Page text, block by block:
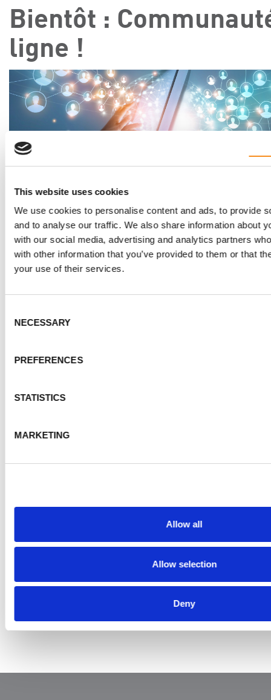
This website uses cookies
We use cookies to personalise content and ads, to provide
and to analyse our traffic. We also share information about
with our social media, advertising and analytics partners
with other information that you’ve provided to them or that
your use of their services.
Selection
NECESSARY
PREFERENCES
STATISTICS
MARKETING
Allow all
Allow selection
Deny
Bientôt :
ligne !
Imaginez un espace où la communauté de la MPR se
partager, apprendre et se connecter. Bientôt, vous
soutien. Restez à l’écoute pour plus de détails sur
passionnante !
Rencontres de
Vous cherchez à créer des liens et trouver du
en partenariat avec la Fondation canadienne du rein.
Ces événements se dérouleront en anglais.
Aimez-vous cette page?